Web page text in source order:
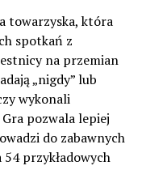
towarzyska, która
spotkań z
na przemian
„nigdy” lub
wykonali
pozwala lepiej
do zabawnych
przykładowych